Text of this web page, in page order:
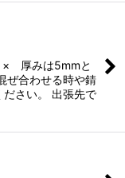
みは5mmと
ぜ合わせる時や錆
さい。 出張先で